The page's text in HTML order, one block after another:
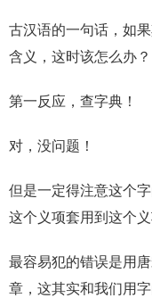
古汉语的一句话，如
含义，这时该怎么办？
第一反应，查字典！
对，没问题！
但是一定得注意这个
这个义项套用到这个
最容易犯的错误是用
章，这其实和我们用